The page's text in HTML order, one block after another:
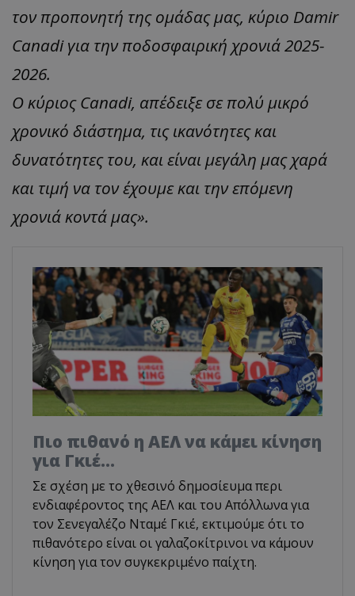
τον προπονητή της ομάδας μας, κύριο Damir
Canadi για την ποδοσφαιρική χρονιά 2025-
2026.
Ο κύριος Canadi, απέδειξε σε πολύ μικρό
χρονικό διάστημα, τις ικανότητες και
δυνατότητες του, και είναι μεγάλη μας χαρά
και τιμή να τον έχουμε και την επόμενη
χρονιά κοντά μας».
Πιο πιθανό η ΑΕΛ να κάμει κίνηση
για Γκιέ…
Σε σχέση με το χθεσινό δημοσίευμα περι
ενδιαφέροντος της ΑΕΛ και του Απόλλωνα για
τον Σενεγαλέζο Νταμέ Γκιέ, εκτιμούμε ότι το
πιθανότερο είναι οι γαλαζοκίτρινοι να κάμουν
κίνηση για τον συγκεκριμένο παίχτη.